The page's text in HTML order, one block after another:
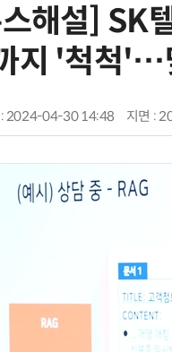
해설] SK
지 '척척'…
: 2024-04-30 14:48 지면 :